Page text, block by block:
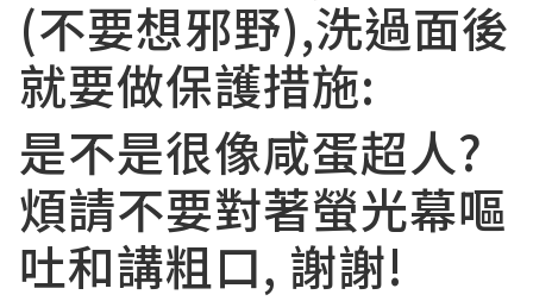
(不要想邪野),洗過面後
就要做保護措施:
是不是很像咸蛋超人?
煩請不要對著螢光幕嘔
吐和講粗口, 謝謝!